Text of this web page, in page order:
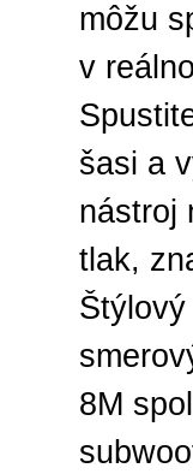
môžu
v
šasi a
nástroj
tlak,
8M